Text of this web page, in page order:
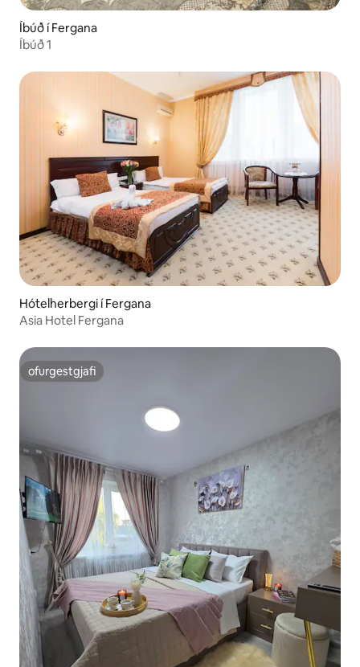
Íbúð í Fergana
Íbúð 1
Hótelherbergi í Fergana
Asia Hotel Fergana
ofurgestgjafi
ofurgestgjafi